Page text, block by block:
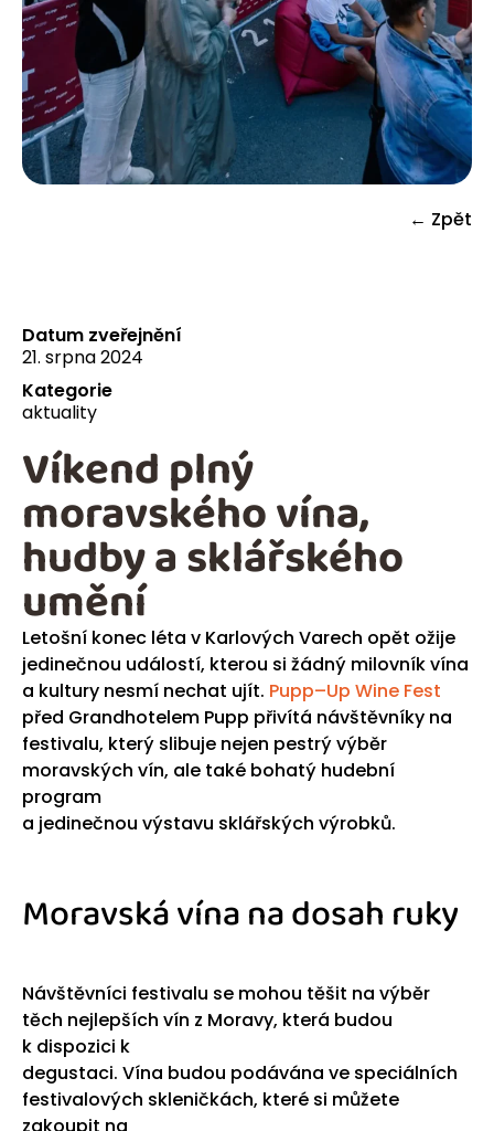
← Zpět
Datum zveřejnění
21. srpna 2024
Kategorie
aktuality
Letošní konec léta v Karlových Varech opět ožije
jedinečnou událostí, kterou si žádný milovník vína
a kultury nesmí nechat ujít. Pupp–Up Wine Fest
před Grandhotelem Pupp přivítá návštěvníky na
festivalu, který slibuje nejen pestrý výběr
moravských vín, ale také bohatý hudební
program
a jedinečnou výstavu sklářských výrobků.
Moravská vína na dosah ruky
Návštěvníci festivalu se mohou těšit na výběr
těch nejlepších vín z Moravy, která budou
k dispozici k
degustaci. Vína budou podávána ve speciálních
festivalových skleničkách, které si můžete
Víkend plný
moravského vína,
hudby a sklářského
umění